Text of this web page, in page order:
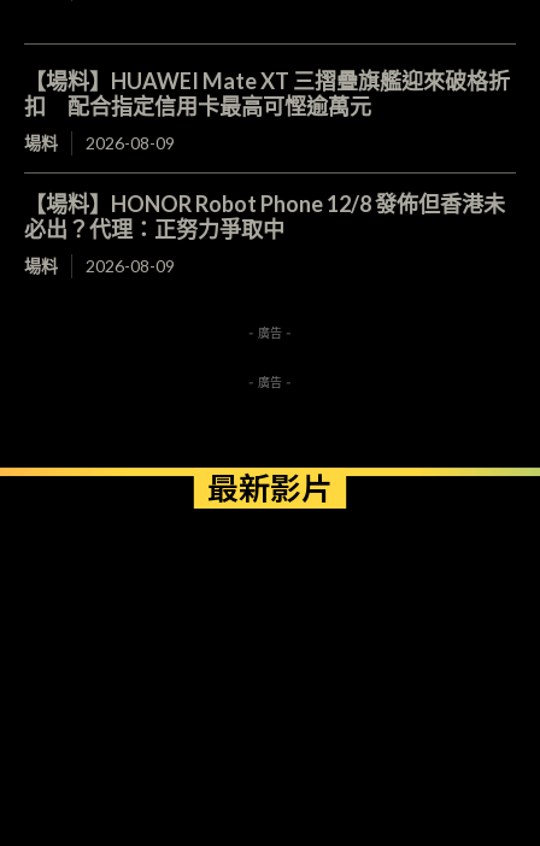
【場料】HUAWEI Mate XT 三摺疊旗艦迎來破格折
扣 配合指定信用卡最高可慳逾萬元
場料 2026-08-09
【場料】HONOR Robot Phone 12/8 發佈但香港未
必出？代理：正努力爭取中
場料 2026-08-09
- 廣告 -
- 廣告 -
最新影片